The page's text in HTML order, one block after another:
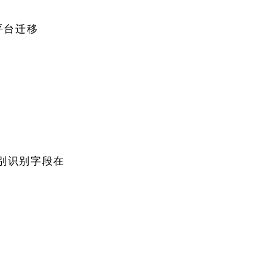
台迁移
识别字段在